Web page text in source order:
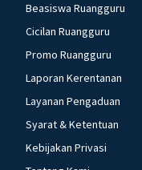
Beasiswa Ruangguru
Cicilan Ruangguru
Promo Ruangguru
Laporan Kerentanan
Layanan Pengaduan
Syarat & Ketentuan
Kebijakan Privasi